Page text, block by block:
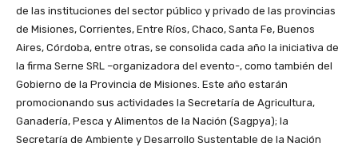
de las instituciones del sector público y privado de las provincias
de Misiones, Corrientes, Entre Ríos, Chaco, Santa Fe, Buenos
Aires, Córdoba, entre otras, se consolida cada año la iniciativa de
la firma Serne SRL –organizadora del evento-, como también del
Gobierno de la Provincia de Misiones. Este año estarán
promocionando sus actividades la Secretaría de Agricultura,
Ganadería, Pesca y Alimentos de la Nación (Sagpya); la
Secretaría de Ambiente y Desarrollo Sustentable de la Nación